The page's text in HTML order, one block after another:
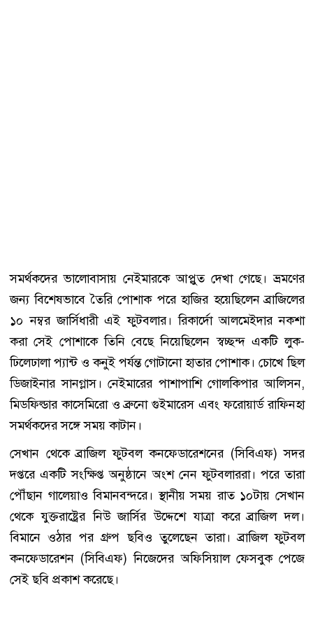
সমর্থকদের ভালোবাসায় নেইমারকে আপ্লুত দেখা গেছে। ভ্রমণের
জন্য বিশেষভাবে তৈরি পোশাক পরে হাজির হয়েছিলেন ব্রাজিলের
১০ নম্বর জার্সিধারী এই ফুটবলার। রিকার্দো আলমেইদার নকশা
করা সেই পোশাকে তিনি বেছে নিয়েছিলেন স্বচ্ছন্দ একটি লুক-
ঢিলেঢালা প্যান্ট ও কনুই পর্যন্ত গোটানো হাতার পোশাক। চোখে ছিল
ডিজাইনার সানগ্লাস। নেইমারের পাশাপাশি গোলকিপার আলিসন,
মিডফিল্ডার কাসেমিরো ও ব্রুনো গুইমারেস এবং ফরোয়ার্ড রাফিনহা
সমর্থকদের সঙ্গে সময় কাটান।
সেখান থেকে ব্রাজিল ফুটবল কনফেডারেশনের (সিবিএফ) সদর
দপ্তরে একটি সংক্ষিপ্ত অনুষ্ঠানে অংশ নেন ফুটবলাররা। পরে তারা
পৌঁছান গালেয়াও বিমানবন্দরে। স্থানীয় সময় রাত ১০টায় সেখান
থেকে যুক্তরাষ্ট্রের নিউ জার্সির উদ্দেশে যাত্রা করে ব্রাজিল দল।
বিমানে ওঠার পর গ্রুপ ছবিও তুলেছেন তারা। ব্রাজিল ফুটবল
কনফেডারেশন (সিবিএফ) নিজেদের অফিসিয়াল ফেসবুক পেজে
সেই ছবি প্রকাশ করেছে।